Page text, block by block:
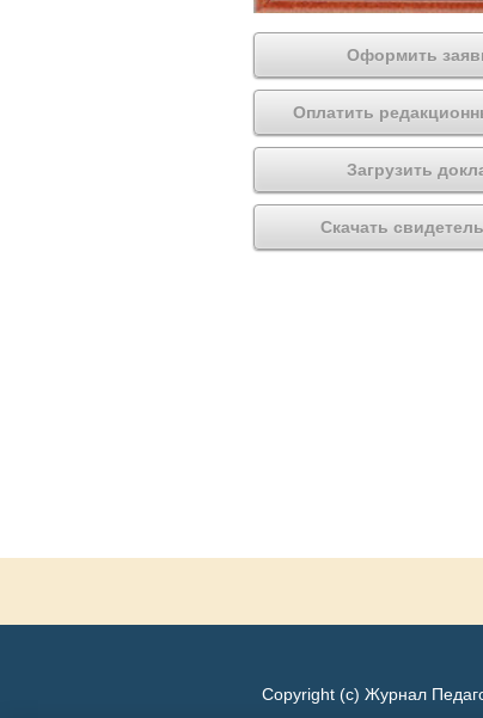
Оформить
Оплатить
Загрузить
Скачать
Copyright (c) Журнал